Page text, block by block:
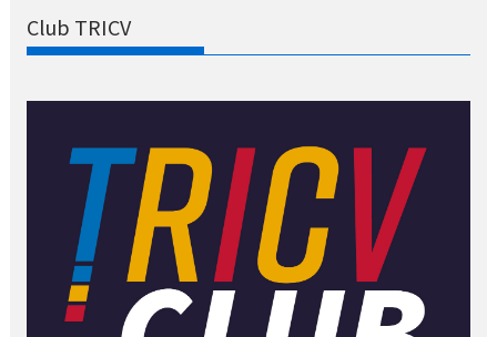
Club TRICV